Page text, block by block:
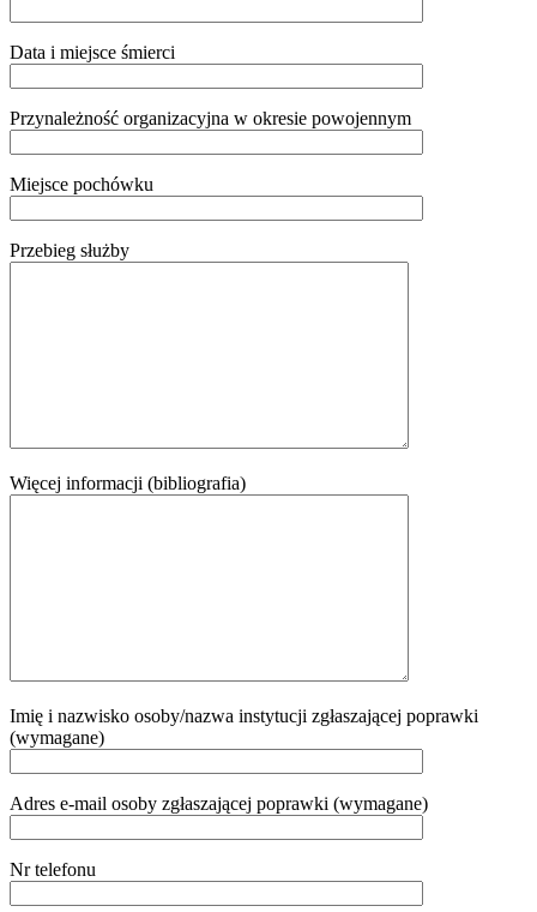
Data i miejsce śmierci
Przynależność organizacyjna w okresie powojennym
Miejsce pochówku
Przebieg służby
Więcej informacji (bibliografia)
Imię i nazwisko osoby/nazwa instytucji zgłaszającej poprawki
(wymagane)
Adres e-mail osoby zgłaszającej poprawki (wymagane)
Nr telefonu